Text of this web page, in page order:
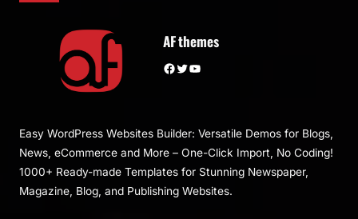
AF themes
Facebook Twitter YouTube
Easy WordPress Websites Builder: Versatile Demos for Blogs,
News, eCommerce and More – One-Click Import, No Coding!
1000+ Ready-made Templates for Stunning Newspaper,
Magazine, Blog, and Publishing Websites.